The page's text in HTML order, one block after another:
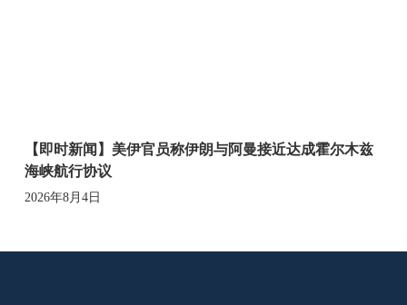
【即时新闻】美伊官员称伊朗与阿曼接近达成霍尔木兹
海峡航行协议
2026年8月4日